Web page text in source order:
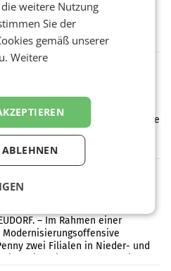
MAILAND/AMSTERDAM. Der
ProSiebenSat.1 hat im
gemacht und die
deutlich übertroffen.
am POS über
gesamten August hinweg rücken die
Austria AG (ARA) und der
Müller die Initiative
Helden“ in allen österreichischen
– Im Rahmen einer
zwei Filialen in Nieder- und
weitere Nutzung
Sie der
gemäß unserer
Weitere